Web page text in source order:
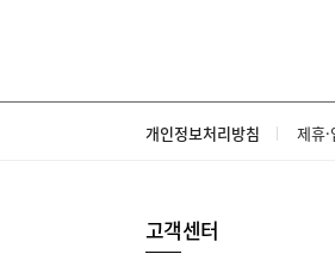
개인정보처리방침 제휴
고객센터